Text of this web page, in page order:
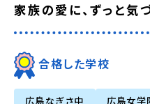
家族の愛に、ずっと気
合格した学校
広島なぎさ中 広島女学